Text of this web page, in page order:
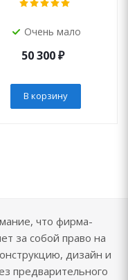
Очень мало
50 300₽
В корзину
что фирма-
за собой право на
дизайн и
предварительного